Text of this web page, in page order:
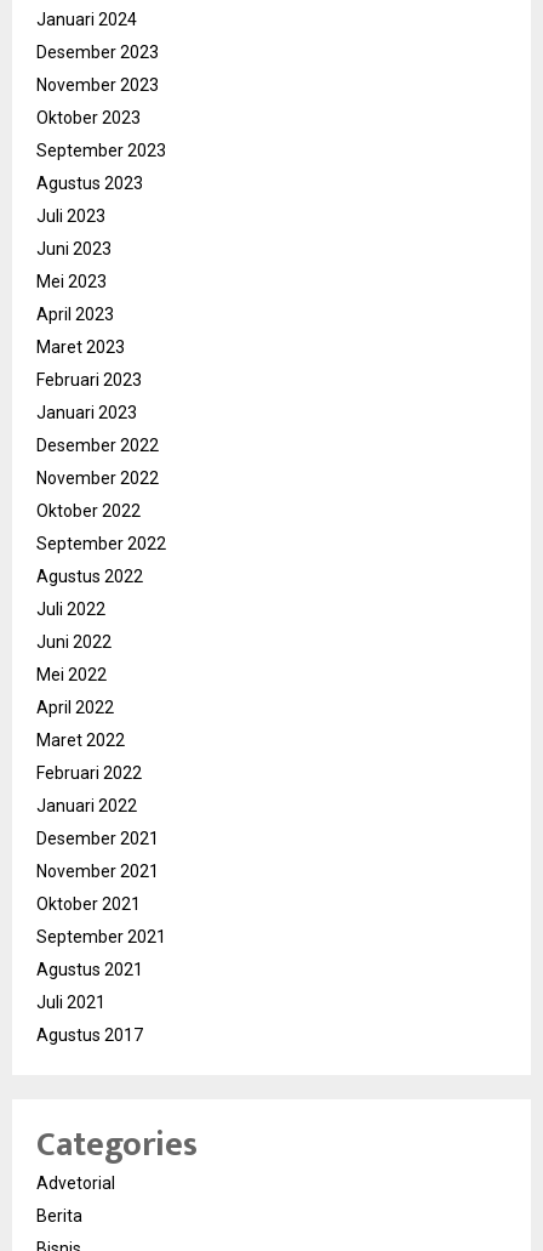
Januari 2024
Desember 2023
November 2023
Oktober 2023
September 2023
Agustus 2023
Juli 2023
Juni 2023
Mei 2023
April 2023
Maret 2023
Februari 2023
Januari 2023
Desember 2022
November 2022
Oktober 2022
September 2022
Agustus 2022
Juli 2022
Juni 2022
Mei 2022
April 2022
Maret 2022
Februari 2022
Januari 2022
Desember 2021
November 2021
Oktober 2021
September 2021
Agustus 2021
Juli 2021
Agustus 2017
Categories
Advetorial
Berita